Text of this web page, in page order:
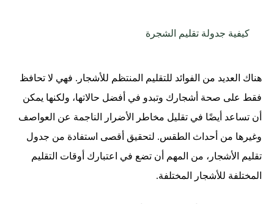
كيفية جدولة تقليم الشجرة
هناك العديد من الفوائد للتقليم المنتظم للأشجار. فهي لا تحافظ
فقط على صحة أشجارك وتبدو في أفضل حالاتها، ولكنها يمكن
أن تساعد أيضًا في تقليل مخاطر الأضرار الناجمة عن العواصف
وغيرها من أحداث الطقس. لتحقيق أقصى استفادة من جدول
تقليم الأشجار، من المهم أن تضع في اعتبارك أوقات التقليم
المختلفة للأشجار المختلفة.